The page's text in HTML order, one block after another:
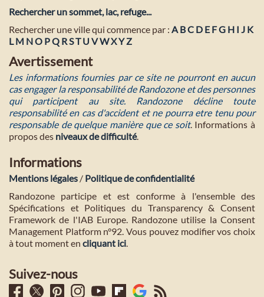
Rechercher un sommet, lac, refuge...
Rechercher une ville qui commence par : A BC D E FG H I J K
L M NO PQ RST U VWXYZ
Avertissement
Les informations fournies par ce site ne pourront en aucun
cas engager la responsabilité de Randozone et des personnes
qui participent au site. Randozone décline toute
responsabilité en cas d'accident et ne pourra etre tenu pour
responsable de quelque manière que ce soit. Informations à
propos des niveaux de difficulté.
Informations
Mentions légales / Politique de confidentialité
Randozone participe et est conforme à l'ensemble des
Spécifications et Politiques du Transparency & Consent
Framework de l'IAB Europe. Randozone utilise la Consent
Management Platform n°92. Vous pouvez modifier vos choix
à tout moment en cliquant ici.
Suivez-nous